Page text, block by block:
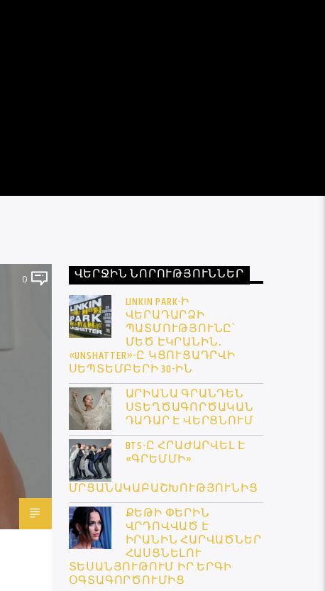
0
ՎԵՐՋԻՆ ՆՈՐՈՒԹՅՈՒՆՆԵՐ
LINKIN PARK-Ի
ՎԵՐԱԴԱՐՁԻ
ՊԱՏՄՈՒԹՅՈՒՆԸ՝
ՄԵԾ ԷԿՐԱՆԻՆ․
«UNSHATTER»-Ը ԿՑՈՒՑԱԴՐՎԻ
ՍԵՊՏԵՄԲԵՐԻ 30-ԻՆ
ԱՐԻԱՆԱ ԳՐԱՆԴԵՆ
ՍՏԵՂԾԱԳՈՐԾԱԿԱՆ
ԴԱԴԱՐ Է ՎԵՐՑՆՈՒՄ
BTS-Ը ՀՐԱԺԱՐՎԵԼ Է
«ԳՐԵՄՄԻ»
ՄՐՑԱՆԱԿԱԲԱՇԽՈՒԹՅՈՒՆԻՑ
ՔԵԹԻ ՓԵՐԻՆ
ՎՐԴՈՎՎԱԾ Է
ԻՐԱՆԻՆ ՀԱՐՎԱԾՆԵՐ
ՀԱՍՑՆԵԼՈՒ
ՏԵՍԱՆՅՈՒԹՈՒՄ ԻՐ ԵՐԳԻ
ՕԳՏԱԳՈՐԾՈՒՄԻՑ